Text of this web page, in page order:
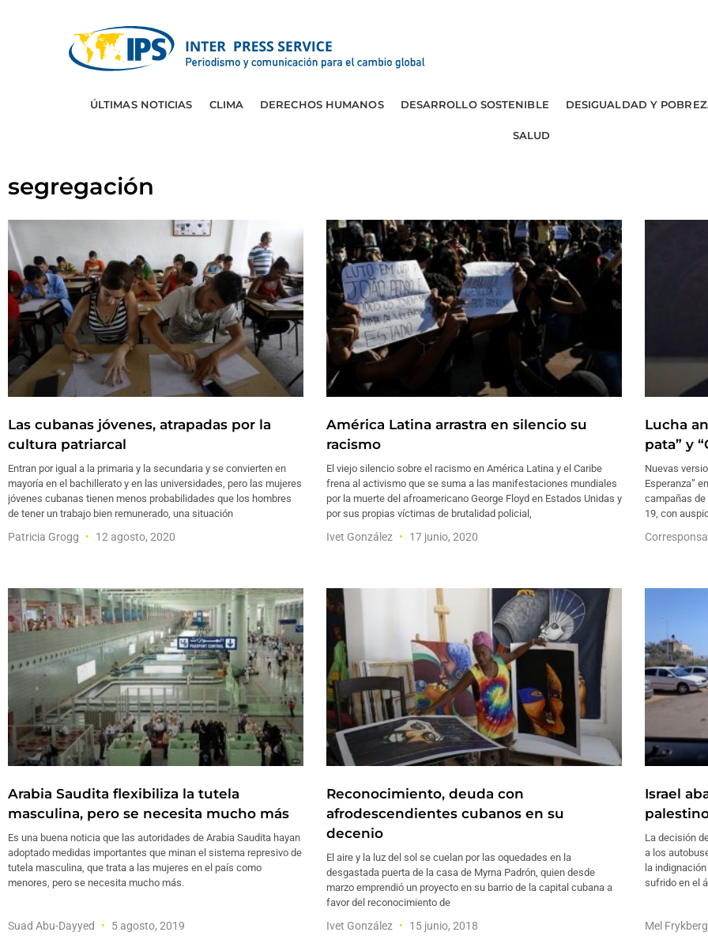
ÚLTIMAS NOTICIAS CLIMA DERECHOS HUMANOS DESARROLLO SOSTENIBLE DESIGUALDAD Y
SALUD
segregación
Las cubanas jóvenes, atrapadas por la
cultura patriarcal
Entran por igual a la primaria y la secundaria y se convierten en
mayoría en el bachillerato y en las universidades, pero las mujeres
jóvenes cubanas tienen menos probabilidades que los hombres
de tener un trabajo bien remunerado, una situación
Patricia Grogg 12 agosto, 2020
América Latina arrastra en silencio su
racismo
El viejo silencio sobre el racismo en América Latina y el Caribe
frena al activismo que se suma a las manifestaciones mundiales
por la muerte del afroamericano George Floyd en Estados Unidas y
por sus propias víctimas de brutalidad policial,
Ivet González 17 junio, 2020
Lucha
pata” y
Nuevas
Esperanza”
campañas de
19, con
Arabia Saudita flexibiliza la tutela
masculina, pero se necesita mucho más
Es una buena noticia que las autoridades de Arabia Saudita hayan
adoptado medidas importantes que minan el sistema represivo de
tutela masculina, que trata a las mujeres en el país como
menores, pero se necesita mucho más.
Suad Abu-Dayyed 5 agosto, 2019
Reconocimiento, deuda con
afrodescendientes cubanos en su
decenio
El aire y la luz del sol se cuelan por las oquedades en la
desgastada puerta de la casa de Myrna Padrón, quien desde
marzo emprendió un proyecto en su barrio de la capital cubana a
favor del reconocimiento de
Ivet González 15 junio, 2018
Israel
La decisión
a los
la
sufrido en el
Mel Frykberg